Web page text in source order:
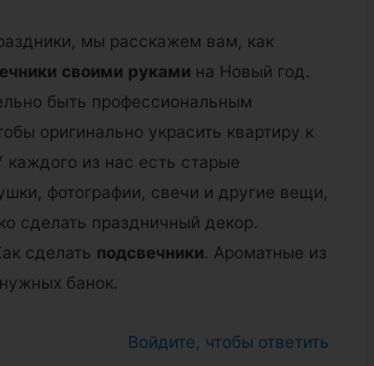
мы расскажем вам, как
своими руками на Новый год.
быть профессиональным
оригинально украсить квартиру к
из нас есть старые
фотографии, свечи и другие вещи,
сделать праздничный декор.
сделать подсвечники. Ароматные из
банок.
Войдите, чтобы ответить